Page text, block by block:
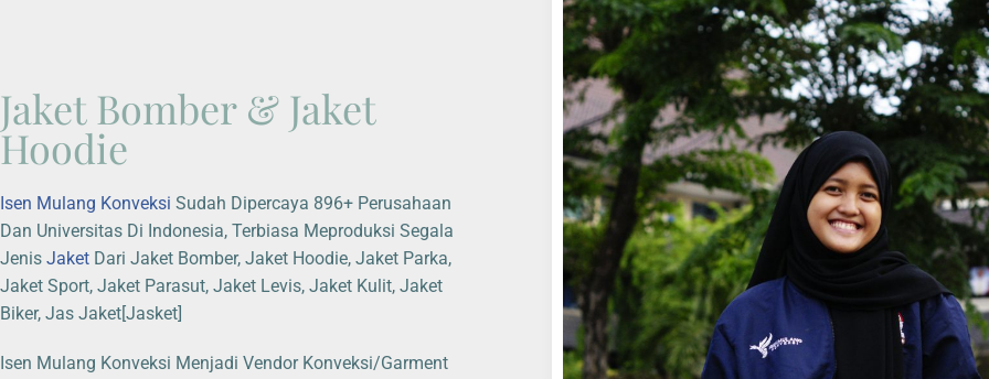
Jaket Bomber & Jaket
Hoodie
Isen Mulang Konveksi Sudah Dipercaya 896+ Perusahaan
Dan Universitas Di Indonesia, Terbiasa Meproduksi Segala
Jenis Jaket Dari Jaket Bomber, Jaket Hoodie, Jaket Parka,
Jaket Sport, Jaket Parasut, Jaket Levis, Jaket Kulit, Jaket
Biker, Jas Jaket[Jasket]
Isen Mulang Konveksi Menjadi Vendor Konveksi/Garment